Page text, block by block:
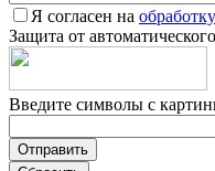
Я согласен на
Защита от
Введите символы с